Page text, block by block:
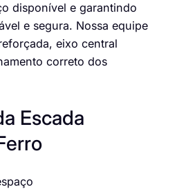
disponível e garantindo
e segura. Nossa equipe
eixo central
correto dos
Escada